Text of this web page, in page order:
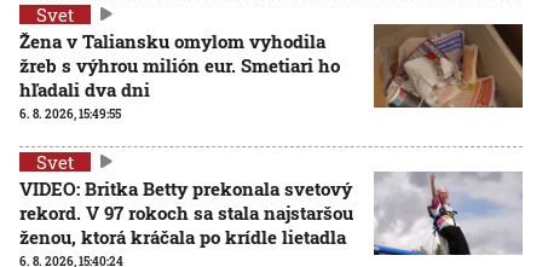
Svet
Žena v Taliansku omylom vyhodila
žreb s výhrou milión eur. Smetiari ho
hľadali dva dni
6. 8. 2026, 15:49:55
Svet
VIDEO: Britka Betty prekonala svetový
rekord. V 97 rokoch sa stala najstaršou
ženou, ktorá kráčala po krídle lietadla
6. 8. 2026, 15:40:24